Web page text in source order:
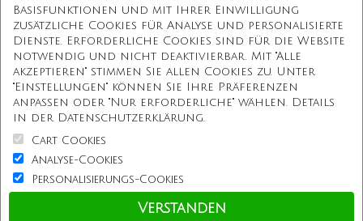
Kostenlose Geschenkbox
Kostenlose Gravur
Unbegrenzte Redesign
ÜBER UNS
Information
Kundenservice
Basisfunktionen und mit Ihrer Einwilligung
zusätzliche Cookies für Analyse und personalisierte
Dienste. Erforderliche Cookies sind für die Website
notwendig und nicht deaktivierbar. Mit "Alle
akzeptieren" stimmen Sie allen Cookies zu. Unter
"Einstellungen" können Sie Ihre Präferenzen
anpassen oder "Nur erforderliche" wählen. Details
in der Datenschutzerklärung.
Cart Cookies
Analyse-Cookies
Personalisierungs-Cookies
Verstanden